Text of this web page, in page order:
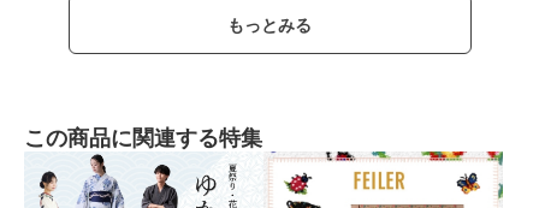
もっとみる
この商品に関連する特集